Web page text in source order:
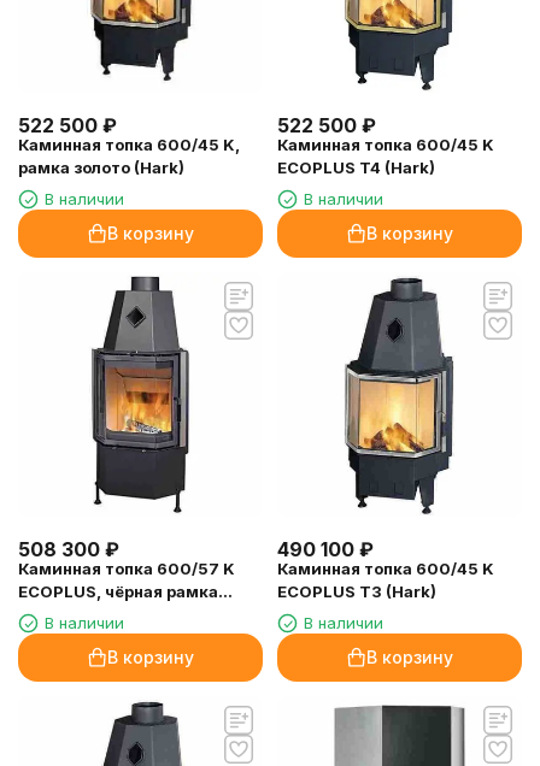
522 500 ₽
Каминная топка 600/45 K,
рамка золото (Hark)
В наличии
В корзину
522 500 ₽
Каминная топка 600/45 K
ECOPLUS T4 (Hark)
В наличии
В корзину
508 300 ₽
Каминная топка 600/57 K
ECOPLUS, чёрная рамка
(Hark)В наличии
В корзину
490 100 ₽
Каминная топка 600/45 K
ECOPLUS T3 (Hark)
В наличии
В корзину